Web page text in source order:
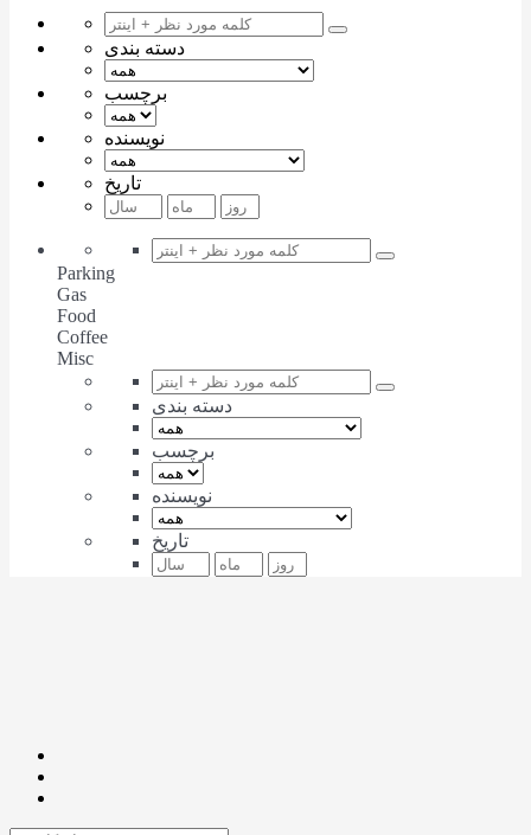
دسته بندی
برچسب
نویسنده
تاریخ
Parking
Gas
Food
Coffee
Misc
دسته بندی
برچسب
نویسنده
تاریخ